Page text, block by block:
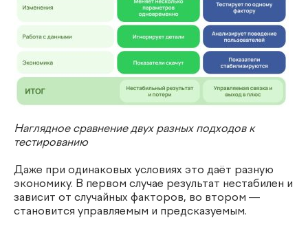
Наглядное сравнение двух разных подходов к
тестированию
Даже при одинаковых условиях это даёт разную
экономику. В первом случае результат нестабилен и
зависит от случайных факторов, во втором —
становится управляемым и предсказуемым.